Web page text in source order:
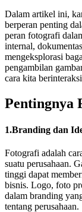
Dalam artikel ini,
berperan penting
peran fotografi
internal,
mengeksplorasi
pengambilan
cara kita
Pentingnya
1.Branding dan
Fotografi adalah
suatu perusahaan.
tinggi dapat
bisnis. Logo, foto
dalam branding
tentang perusahaan.